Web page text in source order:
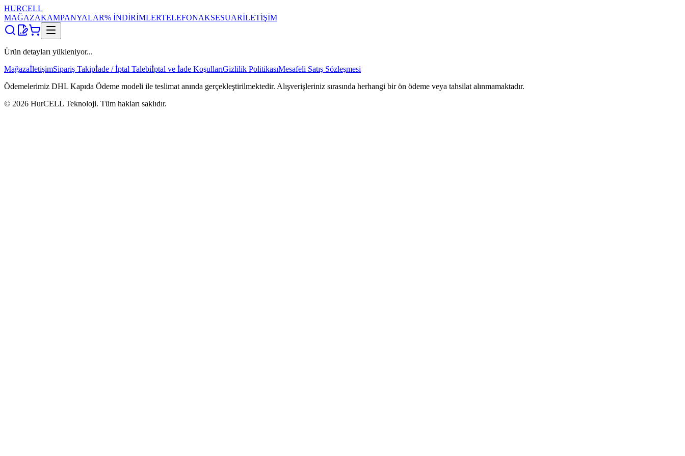
HURCELL
MAĞAZAKAMPANYALAR% İNDİRİMLERTELEFONAKSESUARİLETİŞİM
Ürün detayları yükleniyor...
MağazaİletişimSipariş Takipİade / İptal Talebiİptal ve İade KoşullarıGizlilik PolitikasıMesafeli Satış Sözleşmesi
Ödemelerimiz DHL Kapıda Ödeme modeli ile teslimat anında gerçekleştirilmektedir. Alışverişleriniz sırasında herhangi bir ön ödeme veya tahsilat alınmamaktadır.
© 2026 HurCELL Teknoloji. Tüm hakları saklıdır.